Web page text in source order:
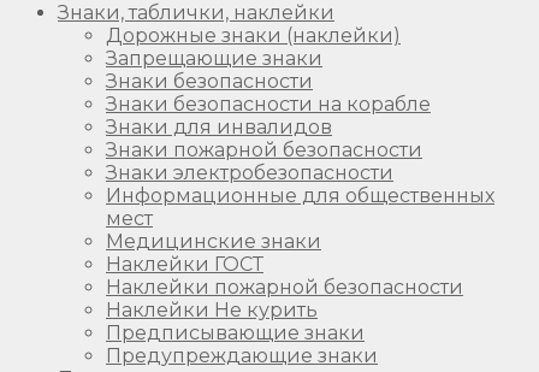
Знаки, таблички, наклейки
Дорожные знаки (наклейки)
Запрещающие знаки
Знаки безопасности
Знаки безопасности на корабле
Знаки для инвалидов
Знаки пожарной безопасности
Знаки электробезопасности
Информационные для общественных
мест
Медицинские знаки
Наклейки ГОСТ
Наклейки пожарной безопасности
Наклейки Не курить
Предписывающие знаки
Предупреждающие знаки